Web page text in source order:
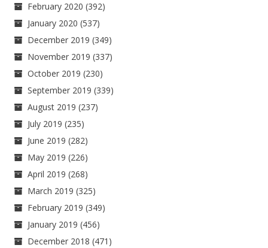
February 2020 (392)
January 2020 (537)
December 2019 (349)
November 2019 (337)
October 2019 (230)
September 2019 (339)
August 2019 (237)
July 2019 (235)
June 2019 (282)
May 2019 (226)
April 2019 (268)
March 2019 (325)
February 2019 (349)
January 2019 (456)
December 2018 (471)